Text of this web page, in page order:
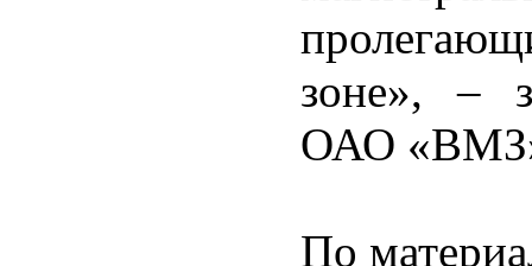
зоне», –
ОАО
По